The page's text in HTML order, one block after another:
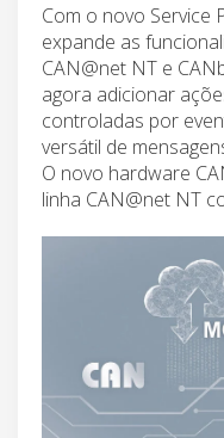
Com o novo Service
expande as
CAN@net NT e
agora adicionar
controladas por
versátil de
O novo hardware
linha CAN@net NT